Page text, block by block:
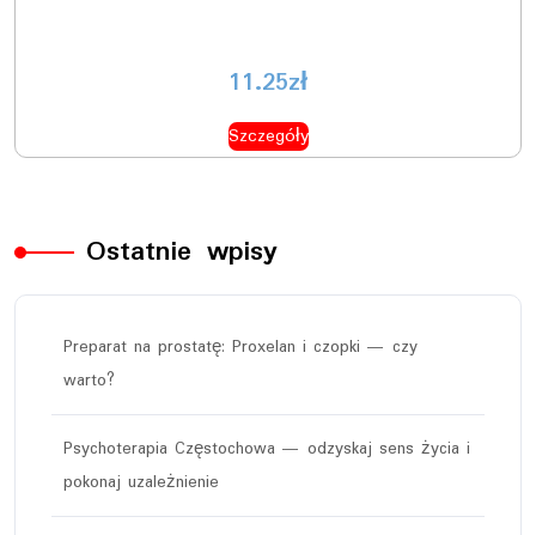
11.25zł
Szczegóły
Ostatnie wpisy
Preparat na prostatę: Proxelan i czopki — czy
warto?
Psychoterapia Częstochowa — odzyskaj sens życia i
pokonaj uzależnienie